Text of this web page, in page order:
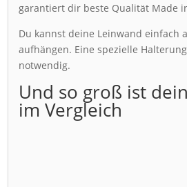
garantiert dir beste Qualität Made
Du kannst deine Leinwand einfach
aufhängen. Eine spezielle
notwendig.
Und so groß ist
im Vergleich